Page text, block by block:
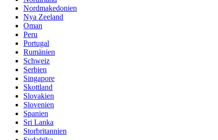
Nordmakedonien
Nya Zeeland
Oman
Peru
Portugal
Rumänien
Schweiz
Serbien
Singapore
Skottland
Slovakien
Slovenien
Spanien
Sri Lanka
Storbritannien